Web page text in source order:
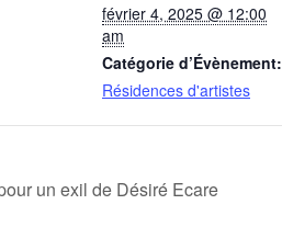
février 4, 2025 @ 12:00
am
Catégorie d’Évènement:
Résidences d'artistes
un exil de Désiré Ecare